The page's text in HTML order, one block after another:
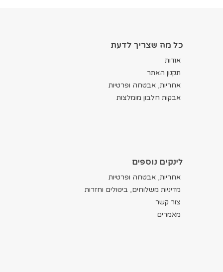
כל מה שצריך לדעת
אודות
תקנון האתר
אחריות, אבטחה ופרטיות
אבקות חלבון מומלצות
לינקים נוספים
אחריות, אבטחה ופרטיות
מדיניות משלוחים, ביטולים וחזרות
צור קשר
מאמרים